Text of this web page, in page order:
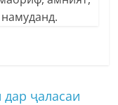
ҷаласаи